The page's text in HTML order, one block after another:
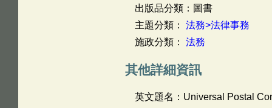
出版品分類：圖書
主題分類： 法務>法律事務
施政分類： 法務
其他詳細資訊
英文題名： Universal Postal